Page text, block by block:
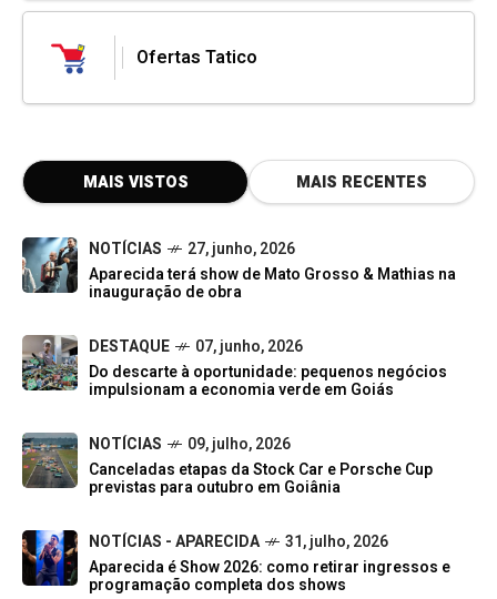
Ofertas Tatico
MAIS VISTOS MAIS RECENTES
NOTÍCIAS
27, junho, 2026
Aparecida terá show de Mato Grosso & Mathias na
inauguração de obra
DESTAQUE
07, junho, 2026
Do descarte à oportunidade: pequenos negócios
impulsionam a economia verde em Goiás
NOTÍCIAS
09, julho, 2026
Canceladas etapas da Stock Car e Porsche Cup
previstas para outubro em Goiânia
NOTÍCIAS - APARECIDA
31, julho, 2026
Aparecida é Show 2026: como retirar ingressos e
programação completa dos shows